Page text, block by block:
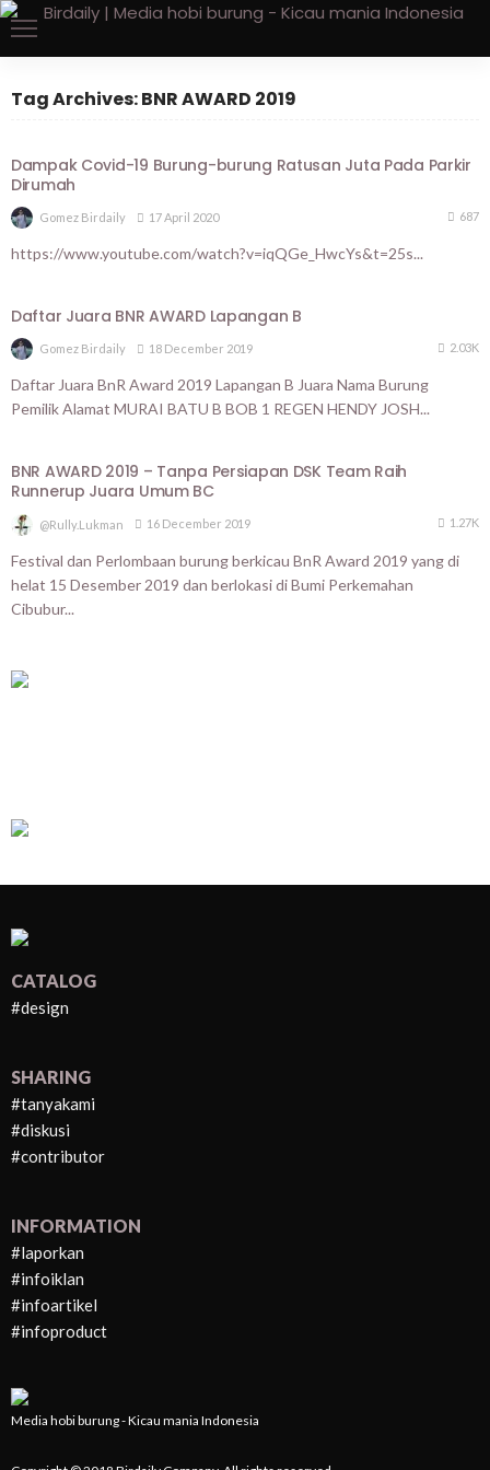
Tag Archives: BNR AWARD 2019
Dampak Covid-19 Burung-burung Ratusan Juta Pada Parkir
Dirumah
Gomez Birdaily 17 April 2020 687
https://www.youtube.com/watch?v=iqQGe_HwcYs&t=25s...
Daftar Juara BNR AWARD Lapangan B
Gomez Birdaily 18 December 2019 2.03K
Daftar Juara BnR Award 2019 Lapangan B Juara Nama Burung
Pemilik Alamat MURAI BATU B BOB 1 REGEN HENDY JOSH...
BNR AWARD 2019 – Tanpa Persiapan DSK Team Raih
Runnerup Juara Umum BC
@rully.lukman 16 December 2019 1.27K
Festival dan Perlombaan burung berkicau BnR Award 2019 yang di
helat 15 Desember 2019 dan berlokasi di Bumi Perkemahan
Cibubur...
CATALOG
#design
SHARING
#tanyakami
#diskusi
#contributor
INFORMATION
#laporkan
#infoiklan
#infoartikel
#infoproduct
Media hobi burung - Kicau mania Indonesia